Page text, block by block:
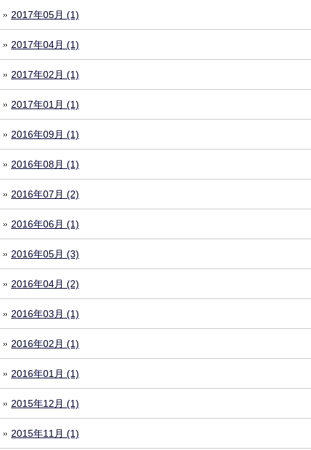
2017年05月 (1)
2017年04月 (1)
2017年02月 (1)
2017年01月 (1)
2016年09月 (1)
2016年08月 (1)
2016年07月 (2)
2016年06月 (1)
2016年05月 (3)
2016年04月 (2)
2016年03月 (1)
2016年02月 (1)
2016年01月 (1)
2015年12月 (1)
2015年11月 (1)